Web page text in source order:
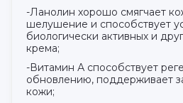
-Ланолин хорошо смягчает
шелушение и способствует
биологически активных и
крема;
-Витамин А способствует
обновлению, поддерживает
кожи;